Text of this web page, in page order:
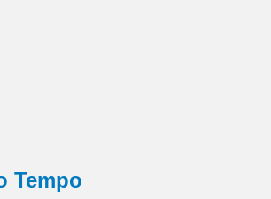
Tempo